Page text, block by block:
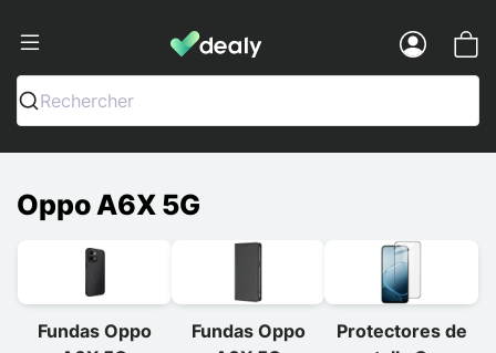
Dealy - Fundas y accesorios para
Rechercher
Oppo A6X 5G
Fundas Oppo
Fundas Oppo
Protectores de